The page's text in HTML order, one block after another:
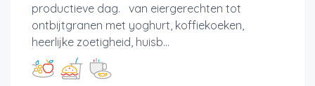
productieve dag. van eiergerechten tot
ontbijtgranen met yoghurt, koffiekoeken,
heerlijke zoetigheid, huisb...